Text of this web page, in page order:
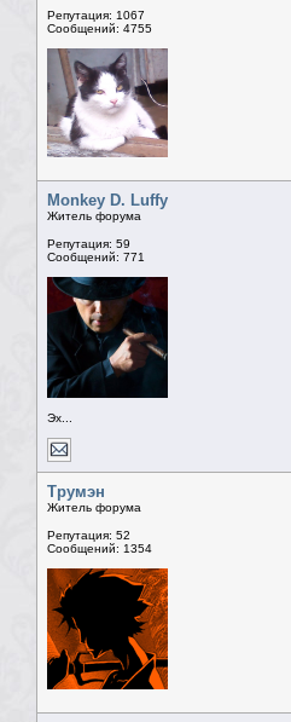
Репутация: 1067
Сообщений: 4755
Monkey D. Luffy
Житель форума
Репутация: 59
Сообщений: 771
Эх...
Трумэн
Житель форума
Репутация: 52
Сообщений: 1354